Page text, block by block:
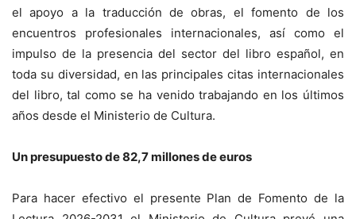
el apoyo a la traducción de obras, el fomento de los
encuentros profesionales internacionales, así como el
impulso de la presencia del sector del libro español, en
toda su diversidad, en las principales citas internacionales
del libro, tal como se ha venido trabajando en los últimos
años desde el Ministerio de Cultura.
Un presupuesto de 82,7 millones de euros
Para hacer efectivo el presente Plan de Fomento de la